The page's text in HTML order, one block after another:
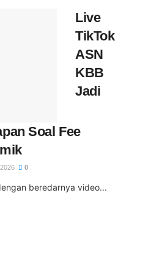
Live
TikTok
ASN
KBB
Jadi
Soal Fee
0
beredarnya video...